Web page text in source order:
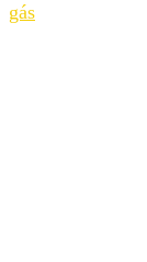
gás